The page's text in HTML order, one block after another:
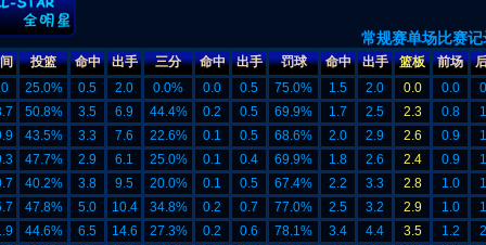
常规赛单场比赛记
投篮 命中 出手 三分 命中 出手 罚球 命中 出手 篮板 前场
25.0% 0.5 2.0 0.0% 0.0 0.5 75.0% 1.5 2.0 0.0 0.0
50.8% 3.5 6.9 44.4% 0.2 0.5 69.9% 1.7 2.5 2.3 0.8
43.5% 3.3 7.6 22.6% 0.1 0.5 68.6% 2.0 2.9 2.6 0.9
47.7% 2.9 6.1 25.0% 0.1 0.4 69.9% 1.8 2.6 2.4 0.9
40.2% 3.8 9.5 20.0% 0.1 0.5 67.4% 2.2 3.3 2.8 1.0
47.8% 5.0 10.4 34.8% 0.2 0.7 77.0% 2.5 3.2 2.9 1.0
44.6% 6.5 14.6 27.3% 0.2 0.6 78.1% 3.4 4.4 3.5 1.2